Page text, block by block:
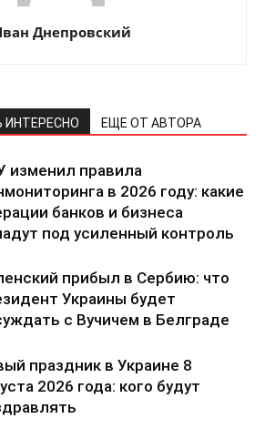
Днепровский
ЕЩЕ ОТ АВТОРА
изменил правила
в 2026 году: какие
банков и бизнеса
под усиленный контроль
прибыл в Сербию: что
Украины будет
с Вучичем в Белграде
праздник в Украине 8
2026 года: кого будут